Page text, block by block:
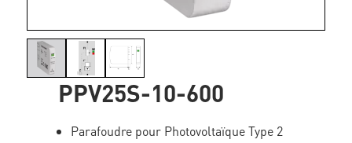
PPV25S-10-600
Parafoudre pour Photovoltaïque Type 2